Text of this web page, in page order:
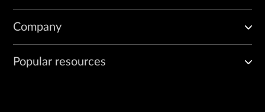
Company
Popular resources